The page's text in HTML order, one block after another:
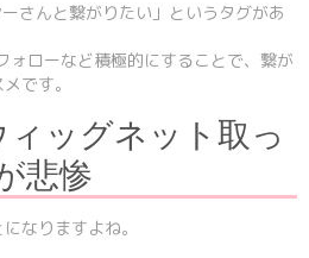
さんと繋がりたい」というタグがあ
ォローなど積極的にすることで、繋が
です。
ッグネット取っ
悲惨
なりますよね。